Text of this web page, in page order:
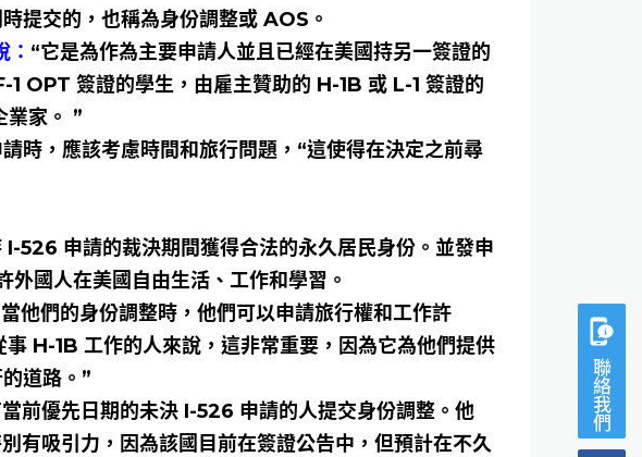
提交的，也稱為身份調整或 AOS。
“它是為作為主要申請人並且已經在美國持另一簽證的
1 OPT 簽證的學生，由雇主贊助的 H-1B 或 L-1 簽證的
業家。 ”
時，應該考慮時間和旅行問題，“這使得在決定之前尋
526 申請的裁決期間獲得合法的永久居民身份。並發申
國人在美國自由生活、工作和學習。
他們的身份調整時，他們可以申請旅行權和工作許
事 H-1B 工作的人來說，這非常重要，因為它為他們提供
道路。”
前優先日期的未決 I-526 申請的人提交身份調整。他
有吸引力，因為該國目前在簽證公告中，但預計在不久
聯絡我們